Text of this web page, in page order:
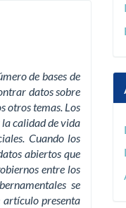
de bases de
datos sobre
otros temas. Los
calidad de vida
Cuando los
abiertos que
entre los
se
presenta